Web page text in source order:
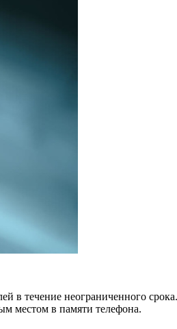
в течение неограниченного
местом в памяти телефона.